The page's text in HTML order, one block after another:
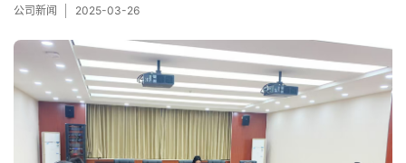
公司新闻 2025-03-26